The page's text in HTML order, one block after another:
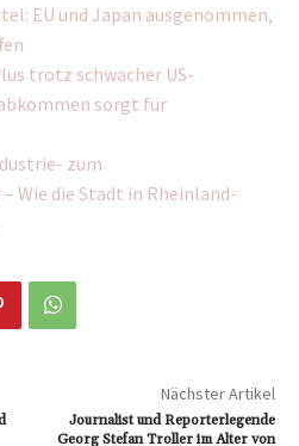
EU und Japan ausgenommen,
trotz schwacher US-
sorgt für
zum
Wie die Stadt in Rheinland-
Nächster Artikel
Journalist und Reporterlegende
Georg Stefan Troller im Alter von